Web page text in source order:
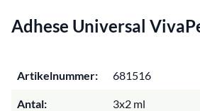
Adhese Universal
Artikelnummer: 681516
Antal: 3x2 ml